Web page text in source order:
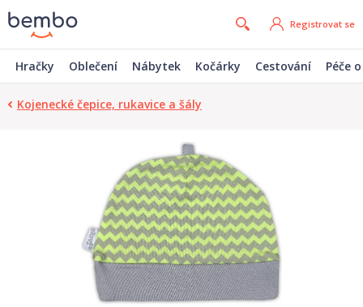
Registrovat se
Hračky Oblečení Nábytek Kočárky Cestování Péče
Kojenecké čepice, rukavice a šály